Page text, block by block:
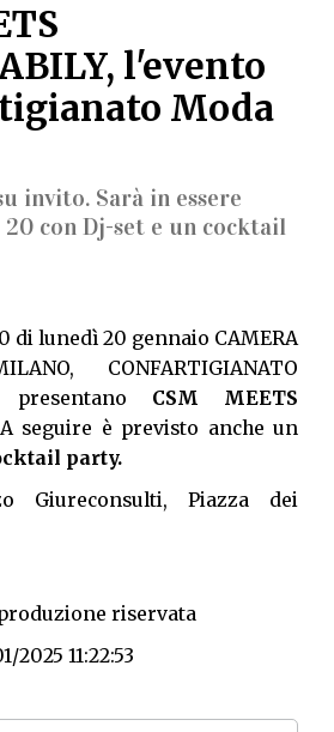
l'evento
Moda
invito. Sarà in essere
con Dj-set e un cocktail
di lunedì 20 gennaio CAMERA
CONFARTIGIANATO
CSM MEETS
seguire è previsto anche un
party.
Giureconsulti, Piazza dei
riservata
2025 11:22:53